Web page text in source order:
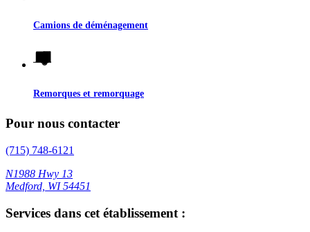
Camions de déménagement
Remorques et remorquage
Pour nous contacter
(715) 748-6121
N1988 Hwy 13
Medford, WI 54451
Services dans cet établissement :